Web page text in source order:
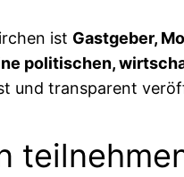
ist Gastgeber,
politischen,
und transparent